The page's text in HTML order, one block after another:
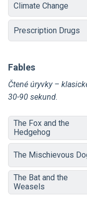
Climate Change
Prescription Drugs
Fables
Čtené úryvky –
30-90 sekund.
The Fox and the
Hedgehog
The Mischievous
The Bat and the
Weasels